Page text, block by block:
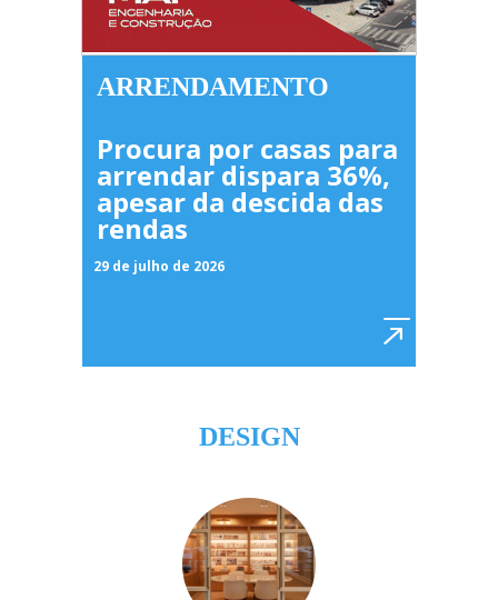
ARRENDAMENTO
Procura por casas para
arrendar dispara 36%,
apesar da descida das
rendas
29 de julho de 2026
DESIGN